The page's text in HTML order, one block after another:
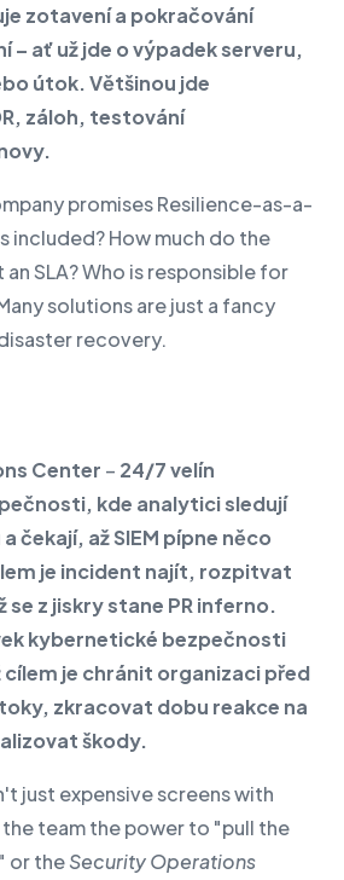
zotavení a pokračování
– ať už jde o výpadek serveru,
útok. Většinou jde
záloh, testování
promises Resilience-as-a-
included? How much do the
SLA? Who is responsible for
solutions are just a fancy
recovery.
Center – 24/7 velín
kde analytici sledují
čekají, až SIEM pípne něco
je incident najít, rozpitvat
se z jiskry stane PR inferno.
kybernetické bezpečnosti
je chránit organizaci před
zkracovat dobu reakce na
škody.
just expensive screens with
team the power to "pull the
or theSecurity Operations